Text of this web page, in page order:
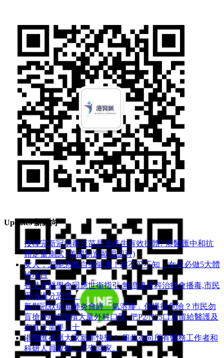
Updates 新動向
接種完新冠病毒疫苗是否產生有效抗體? 港醫匯中和抗
體定量測試 (美國制造歐盟認可)
女人，怎能忽略自身健康！妳不可不知，女生必做5大體
檢項目
香港牙醫學會回應世衞指引,無證據牙科治療會播毒,市民
毋須過分恐慌。
新型冠狀病毒肺炎會經「氣溶膠」傳播很危險？巿民勿
盲搶N95或囤積大量外科口罩, 把P​2/N95口罩留給醫護及
有真正需要人士
港醫匯祝愿大家新年快樂！ 籍此亦向所有醫務工作者和
科研人員致敬，平安回家。